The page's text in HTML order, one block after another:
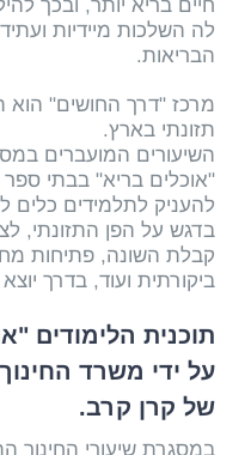
חיים בריא יותר, ובכך
לה השלכות מיידיות
הבריאות.
מרכז "דרך החושים" הוא
תזונתי בארץ.
השיעורים המועברים
"אוכלים בריא" בבתי ספר
להעניק לתלמידים כלים
בדגש על הפן התזונתי,
קבלת השונה, פתיחות
ביקורתית ועוד, בדרך יוצא
תוכנית הלימודים
על ידי משרד
של קרן קרב.
במסגרת שיעורי החינוך